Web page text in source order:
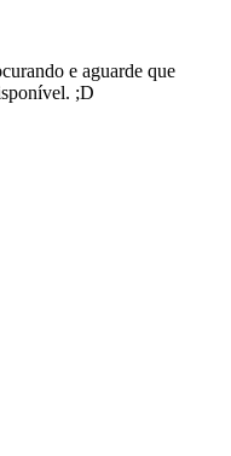
e aguarde que
;D